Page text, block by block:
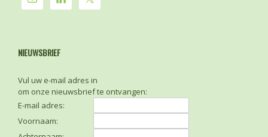
NIEUWSBRIEF
Vul uw e-mail adres in
om onze nieuwsbrief te ontvangen:
E-mail adres:
Voornaam: